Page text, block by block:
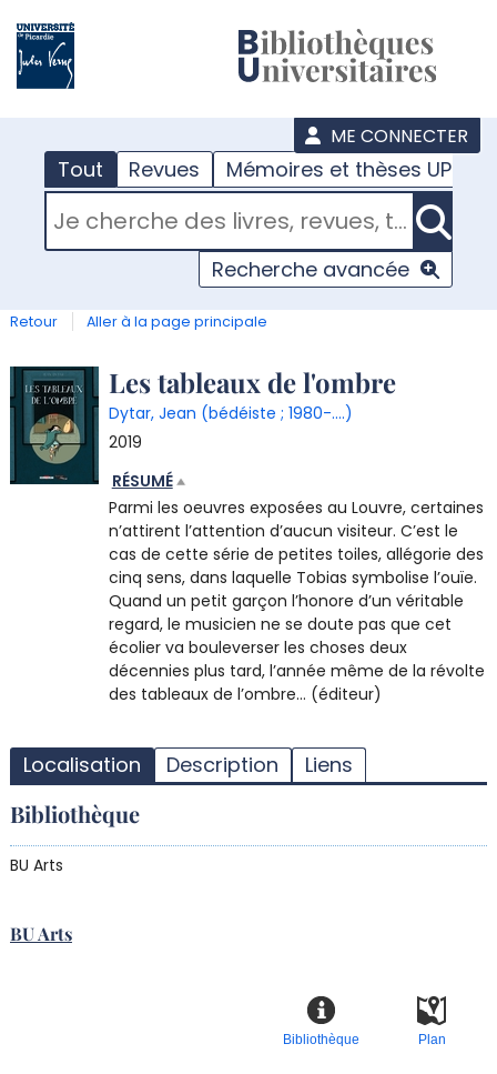
ME CONNECTER
Tout Revues Mémoires et thèses UPJV
RECHERCHER DANS "TOUT"
Recherche avancée
Retour Aller à la page principale
Détail
document
Les tableaux de l'ombre
Dytar, Jean (bédéiste ; 1980-....)
2019
RÉSUMÉ
Parmi les oeuvres exposées au Louvre, certaines
n’attirent l’attention d’aucun visiteur. C’est le
cas de cette série de petites toiles, allégorie des
cinq sens, dans laquelle Tobias symbolise l’ouïe.
Quand un petit garçon l’honore d’un véritable
regard, le musicien ne se doute pas que cet
écolier va bouleverser les choses deux
décennies plus tard, l’année même de la révolte
des tableaux de l’ombre… (éditeur)
Localisation Description Liens
Bibliothèque
BU Arts
BU Arts
Plan
Bibliothèque